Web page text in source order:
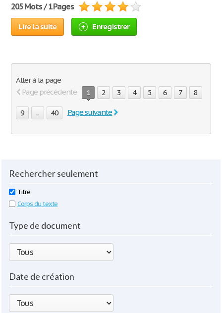
205 Mots / 1 Pages
Lire la suite Enregistrer
Aller à la page
Page précédente
1 2 3 4 5 6 7 8
9 ... 40 Page suivante
Rechercher seulement
Titre
Corps du texte
Type de document
Date de création